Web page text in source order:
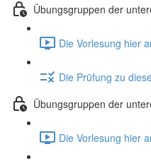
Übungsgruppen der
Die Vorlesung hier
Die Prüfung zu
Übungsgruppen der
Die Vorlesung hier